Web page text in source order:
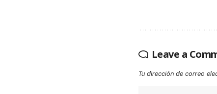
Leave a
Tu dirección de correo